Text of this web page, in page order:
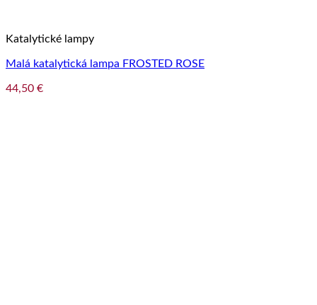
Katalytické lampy
Malá katalytická lampa FROSTED ROSE
44,50 €